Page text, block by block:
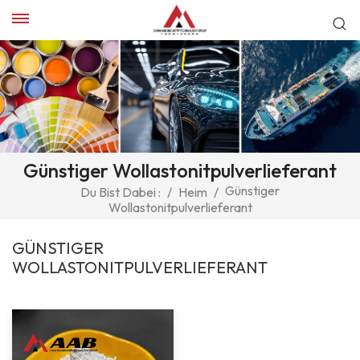
Günstiger Wollastonitpulverlieferant
Du Bist Dabei : / Heim / Günstiger
Wollastonitpulverlieferant
GÜNSTIGER
WOLLASTONITPULVERLIEFERANT